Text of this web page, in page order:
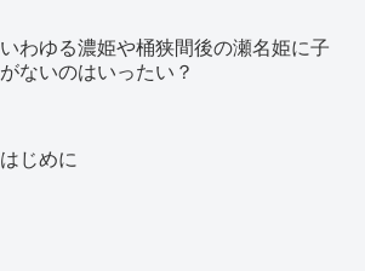
いわゆる濃姫や桶狭間後の瀬名姫に子
がないのはいったい？
はじめに